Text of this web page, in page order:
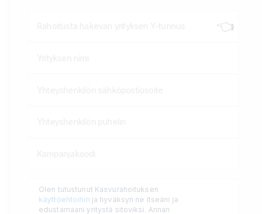
👈
Olen tutustunut Kasvurahoituksen
käyttöehtoihin ja hyväksyn ne itseäni ja
edustamaani yritystä sitoviksi. Annan